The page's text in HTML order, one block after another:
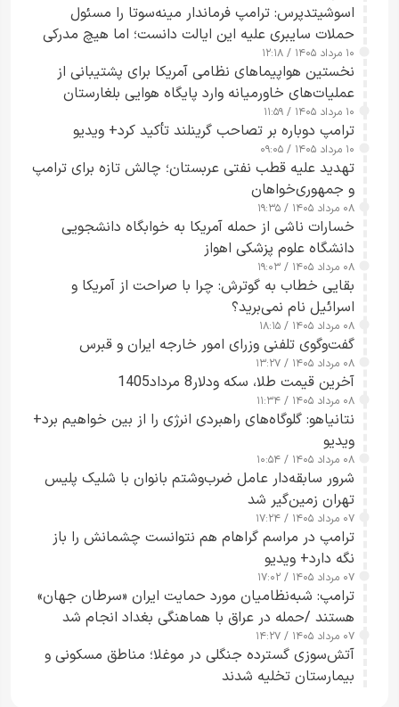
اسوشیتدپرس: ترامپ فرماندار مینه‌سوتا را مسئول
حملات سایبری علیه این ایالت دانست؛ اما هیچ مدرکی
ارائه نکرد
۱۰ مرداد ۱۴۰۵ / ۱۲:۱۸
نخستین هواپیماهای نظامی آمریکا برای پشتیبانی از
عملیات‌های خاورمیانه وارد پایگاه هوایی بلغارستان
شدند
۱۰ مرداد ۱۴۰۵ / ۱۱:۵۹
ترامپ دوباره بر تصاحب گرینلند تأکید کرد+ ویدیو
۱۰ مرداد ۱۴۰۵ / ۰۹:۰۵
تهدید علیه قطب نفتی عربستان؛ چالش تازه برای ترامپ
و جمهوری‌خواهان
۰۸ مرداد ۱۴۰۵ / ۱۹:۳۵
خسارات ناشی از حمله آمریکا به خوابگاه دانشجویی
دانشگاه علوم پزشکی اهواز
۰۸ مرداد ۱۴۰۵ / ۱۹:۰۳
بقایی خطاب به گوترش: چرا با صراحت از آمریکا و
اسرائیل نام نمی‌برید؟
۰۸ مرداد ۱۴۰۵ / ۱۸:۱۵
گفت‌وگوی تلفنی وزرای امور خارجه ایران و قبرس
۰۸ مرداد ۱۴۰۵ / ۱۳:۲۷
آخرین قیمت طلا، سکه ودلار8 مرداد1405
۰۸ مرداد ۱۴۰۵ / ۱۱:۳۴
نتانیاهو: گلوگاه‌های راهبردی انرژی را از بین خواهیم برد+
ویدیو
۰۸ مرداد ۱۴۰۵ / ۱۰:۵۴
شرور سابقه‌دار عامل ضرب‌وشتم بانوان با شلیک پلیس
تهران زمین‌گیر شد
۰۷ مرداد ۱۴۰۵ / ۱۷:۲۴
ترامپ در مراسم گراهام هم نتوانست چشمانش را باز
نگه دارد+ ویدیو
۰۷ مرداد ۱۴۰۵ / ۱۷:۰۲
ترامپ: شبه‌نظامیان مورد حمایت ایران «سرطان جهان»
هستند /حمله در عراق با هماهنگی بغداد انجام شد
۰۷ مرداد ۱۴۰۵ / ۱۴:۲۷
آتش‌سوزی گسترده جنگلی در موغلا؛ مناطق مسکونی و
بیمارستان تخلیه شدند